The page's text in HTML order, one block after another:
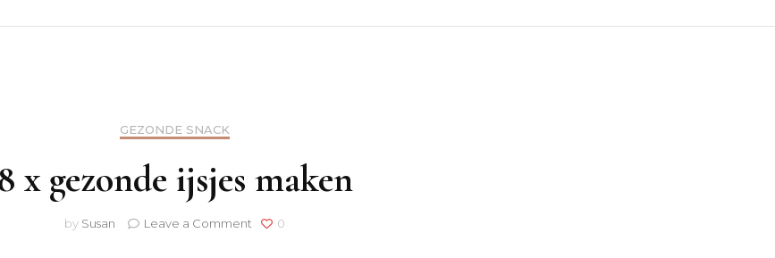
Energetische
lichaamscheck
GEZONDE SNACK
x gezonde ijsjes maken
by Susan Leave a Commenton
0